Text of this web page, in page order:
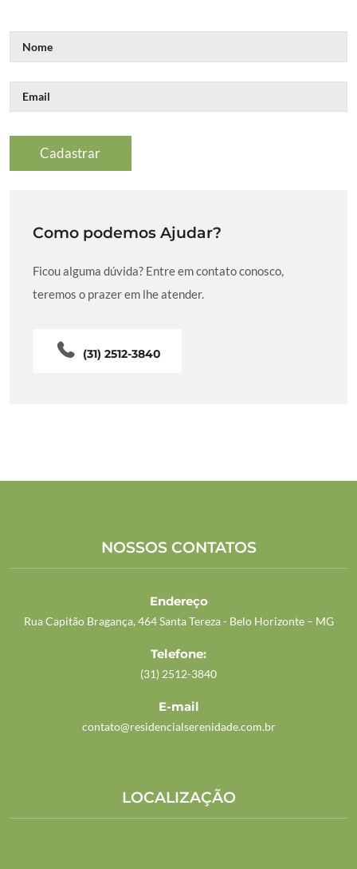
Como podemos Ajudar?
Ficou alguma dúvida? Entre em contato conosco,
teremos o prazer em lhe atender.
(31) 2512-3840
NOSSOS CONTATOS
Endereço
Rua Capitão Bragança, 464 Santa Tereza - Belo Horizonte – MG
Telefone:
(31) 2512-3840
E-mail
contato@residencialserenidade.com.br
LOCALIZAÇÃO